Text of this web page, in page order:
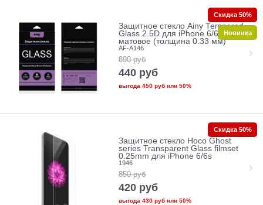
Защитное стекло Ainy Tempered
Glass 2.5D для iPhone 6/6s
матовое (толщина 0.33 мм)
AF-A146
890 руб
440 руб
выгода 450 рубили 50%
Скидка 50%
Новинка
Защитное стекло Hoco Ghost
series Transparent Glass filmset
0.25mm для iPhone 6/6s
1946
850 руб
420 руб
выгода 430 рубили 50%
Скидка 50%